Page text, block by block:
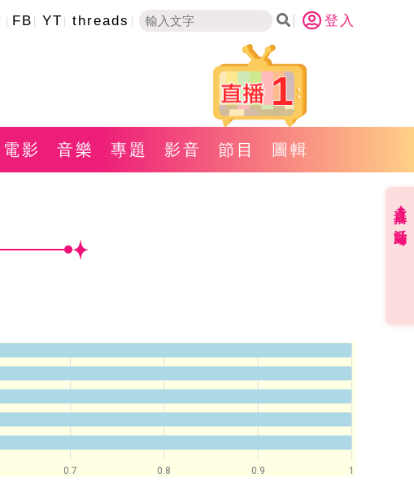
FB YT threads 登入
1
電影 音樂 專題 影音 節目 圖輯
0.7 0.8 0.9 1
直播✦活動